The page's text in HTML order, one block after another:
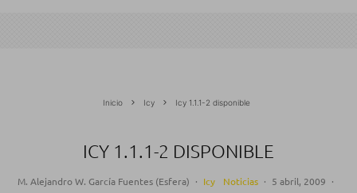
Inicio Icy Icy 1.1.1-2 disponible
ICY 1.1.1-2 DISPONIBLE
M. Alejandro W. García Fuentes (Esfera) · Icy Noticias · 5 abril, 2009 ·